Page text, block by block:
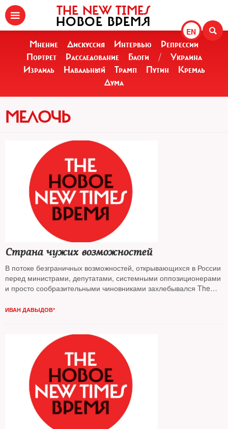
EN
THE NEW TIMES
НОВОЕ ВРЕМЯ
Мнение Дискуссия Интервью
Репрессии
Портрет
Расследование Блоги /
Украина
Израиль
Навальный Трамп Путин
Кремль
Дума
МЕЛОЧЬ
Страна чужих возможностей
В потоке безграничных возможностей, открывающихся в России
перед министрами, депутатами, системными оппозиционерами
и просто сообразительными чиновниками захлебывался The
ИВАН ДАВЫДОВ*